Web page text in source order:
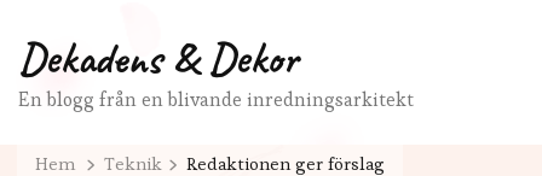
Dekadens & Dekor
En blogg från en blivande inredningsarkitekt
Hem Teknik Redaktionen ger förslag